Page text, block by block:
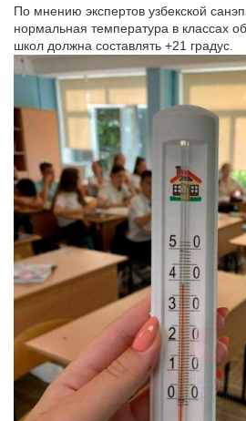
По мнению экспертов узбекской
нормальная температура в классах
школ должна составлять +21 градус.